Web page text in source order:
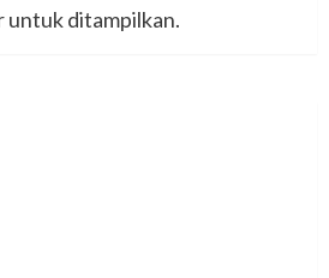
untuk ditampilkan.